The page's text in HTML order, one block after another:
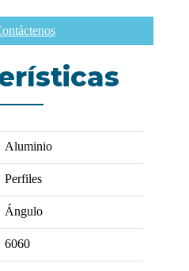
Aluminio
Perfiles
Ángulo
6060